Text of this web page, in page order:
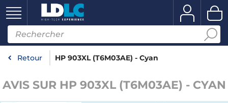
Retour HP 903XL (T6M03AE) - Cyan
AVIS SUR HP 903XL (T6M03AE) - CYAN